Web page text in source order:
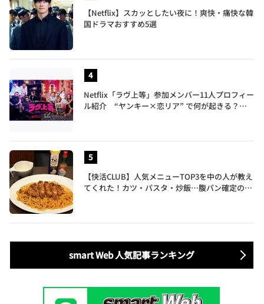
【Netflix】スカッとしたい夜に！爽快・痛快な韓
国ドラマおすすめ5選
Netflix「ラヴ上等」参加メンバー11人プロフィー
ル紹介 “ヤンキー×恋リア” で何が起きる？地
【快活CLUB】人気メニューTOP3を中の人が教え
てくれた！カツ・パスタ・炒飯…腹パン確定のガ
smart Web 人気記事ランキング